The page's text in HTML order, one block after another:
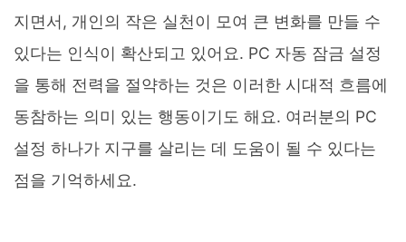
지면서, 개인의 작은 실천이 모여 큰 변화를 만들 수
있다는 인식이 확산되고 있어요. PC 자동 잠금 설정
을 통해 전력을 절약하는 것은 이러한 시대적 흐름에
동참하는 의미 있는 행동이기도 해요. 여러분의 PC
설정 하나가 지구를 살리는 데 도움이 될 수 있다는
점을 기억하세요.